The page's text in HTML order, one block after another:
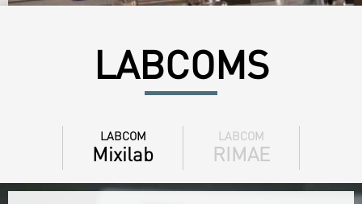
LABCOMS
LABCOM
Mixilab
LABCOM
RIMAE